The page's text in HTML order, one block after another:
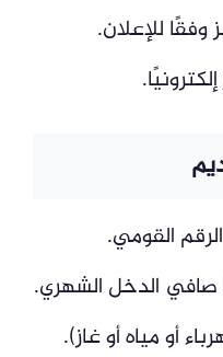
للإعلان.
القومي.
الدخل الشهري.
أو مياه أو غاز).